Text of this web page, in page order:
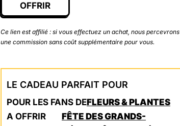
OFFRIR
Ce lien est affilié : si vous effectuez un achat, nous percevrons
une commission sans coût supplémentaire pour vous.
LE CADEAU PARFAIT POUR
POUR LES FANS DEFLEURS & PLANTES
A OFFRIR
FÊTE DES GRANDS-